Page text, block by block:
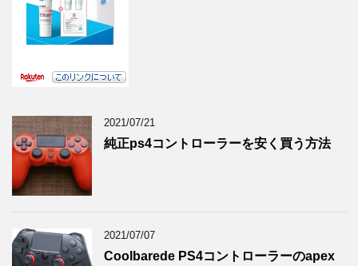
2021/07/21
純正ps4コントローラーを安く買う方法
2021/07/07
Coolbarede PS4コントローラーのapex